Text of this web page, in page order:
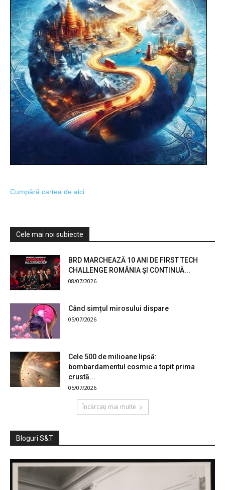
Cumpără cartea de aici
Cele mai noi subiecte
BRD MARCHEAZĂ 10 ANI DE FIRST TECH
CHALLENGE ROMÂNIA ȘI CONTINUĂ...
08/07/2026
Când simțul mirosului dispare
05/07/2026
Cele 500 de milioane lipsă:
bombardamentul cosmic a topit prima
crustă...
05/07/2026
Încărcați mai multe
Bloguri S&T